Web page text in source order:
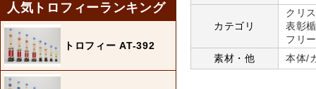
カテゴリ
クリ
表彰
フリ
素材・他
本体/
人気トロフィーランキング
トロフィー AT-392